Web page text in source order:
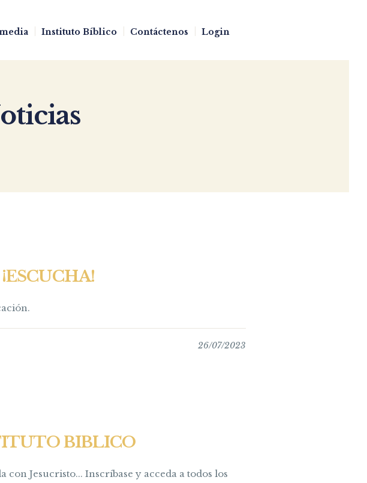
Instituto Bíblico Contáctenos Login
26/07/2023
BIBLICO
Jesucristo... Inscríbase y acceda a todos los